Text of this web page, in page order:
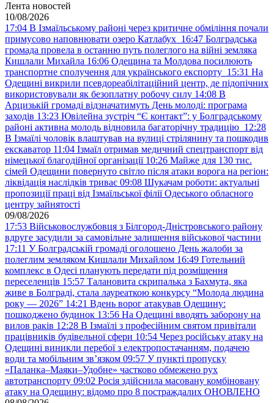
Лента новостей
10/08/2026
17:04 В Ізмаїльському районі через критичне обміління почали
примусово наповнювати озеро Катлабух 16:47 Болградська
громада провела в останню путь полеглого на війні земляка
Кишлали Михайла 16:06 Одещина та Молдова посилюють
транспортне сполучення для українського експорту 15:31 На
Одещині викрили псевдореабілітаційний центр, де підопічних
використовували як безоплатну робочу силу 14:08 В
Арцизькій громаді відзначатимуть День молоді: програма
заходів 13:23 Ювілейна зустріч “Є контакт”: у Болградському
районі активна молодь відновила багаторічну традицію 12:28
В Ізмаїлі чоловік влаштував на вулиці стрілянину та пошкодив
екскаватор 11:04 Ізмаїл отримав медичний спецтранспорт від
німецької благодійної організації 10:26 Майже для 130 тис.
сімей Одещини повернуто світло після атаки ворога на регіон:
ліквідація наслідків триває 09:08 Шукачам роботи: актуальні
пропозиції праці від Ізмаїльської філії Одеського обласного
центру зайнятості
09/08/2026
17:53 Військовослужбовця з Білгород-Дністровського району
вдруге засудили за самовільне залишення військової частини
17:11 У Болградській громаді оголошено День жалоби за
полеглим земляком Кишлали Михайлом 16:49 Готельний
комплекс в Одесі планують передати під розміщення
переселенців 15:57 Талановита скрипалька з Бахмута, яка
живе в Болграді, стала лауреаткою конкурсу “Молода людина
року — 2026” 14:21 Вдень ворог атакував Одещину:
пошкоджено будинок 13:56 На Одещині вводять заборону на
вилов раків 12:28 В Ізмаїлі з професійним святом привітали
працівників будівельної сфери 10:54 Через російську атаку на
Одещині виникли перебої з електропостачанням, подачею
води та мобільним звʼязком 09:57 У пункті пропуску
«Паланка–Маяки–Удобне» частково обмежено рух
автотранспорту 09:02 Росія здійснила масовану комбіновану
атаку на Одещину: відомо про 8 постраждалих ОНОВЛЕНО